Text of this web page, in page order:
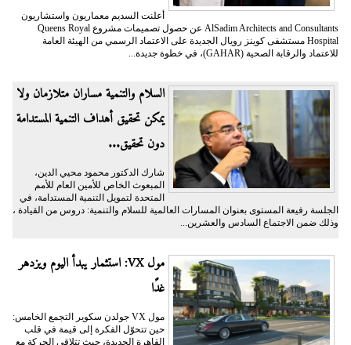
أعلنت السديم معماريون واستشاريون
AlSadim Architects and Consultants عن حصول تصميمات مشروع Queens Royal
Hospital مستشفى كوينز رويال الجديدة على الاعتماد الرسمي من الهيئة العامة
للاعتماد والرقابة الصحية (GAHAR)، في خطوة جديدة...
السلام والتنمية مساران متلازمان ولا
يمكن تحقيق أهداف التنمية المستدامة
دون تحقيق...
شارك الدكتور محمود محيي الدين،
المبعوث الخاص للأمين العام للأمم
المتحدة لتمويل التنمية المستدامة، في
الجلسة رفيعة المستوى بعنوان المسارات العالمية للسلام والتنمية: دروس من القيادة ،
وذلك ضمن الاجتماع السادس والعشرين...
مول VX: استثمار يبدأ اليوم ويزدهر
غدًا
مول VX جولدن سكوير التجمع الخامس:
حين تتحوّل الفكرة إلى قيمة في قلب
القاهرة الجديدة، حيث تتلاقى الحركة مع